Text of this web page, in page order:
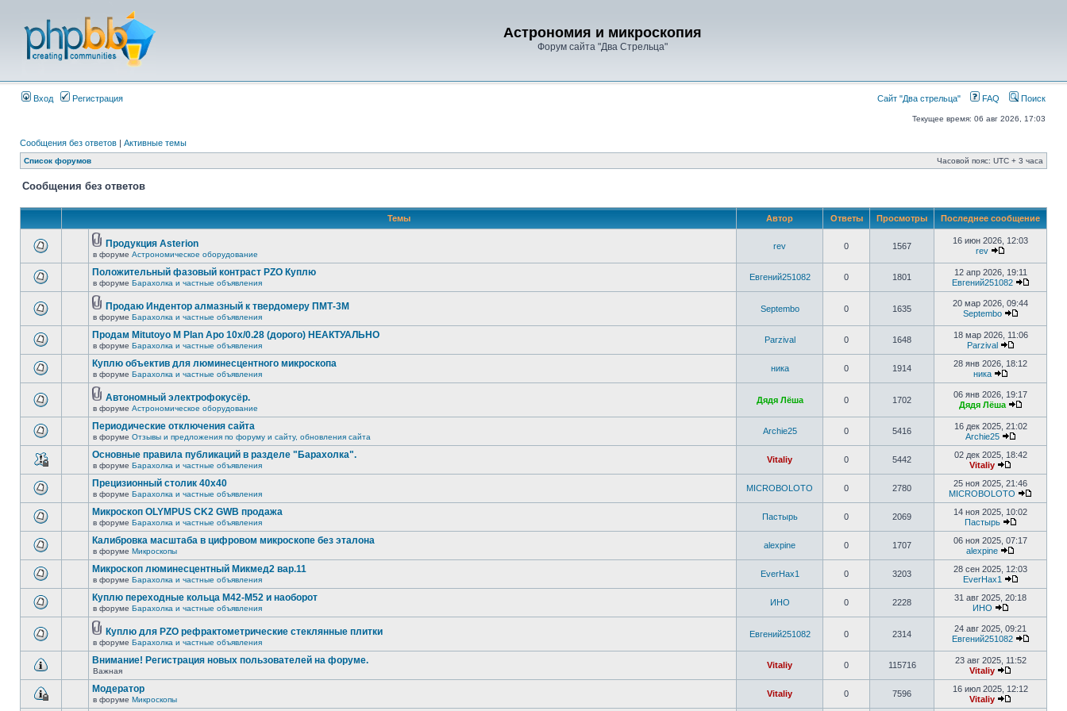
Астрономия и микроскопия
Форум сайта "Два Стрельца"
Вход Регистрация Сайт "Два стрельца" FAQ Поиск
Текущее время: 06 авг 2026, 17:03
Сообщения без ответов | Активные темы
Список форумов Часовой пояс: UTC + 3 часа
Сообщения без ответов
Темы Автор Ответы Просмотры Последнее сообщение
Продукция Asterion
в форуме Астрономическое оборудование
rev 0 1567
16 июн 2026, 12:03
rev
Положительный фазовый контраст PZO Куплю
в форуме Барахолка и частные объявления
Евгений251082 0 1801
12 апр 2026, 19:11
Евгений251082
Продаю Индентор алмазный к твердомеру ПМТ-3М
в форуме Барахолка и частные объявления
Septembo 0 1635
20 мар 2026, 09:44
Septembo
Продам Mitutoyo M Plan Apo 10x/0.28 (дорого) НЕАКТУАЛЬНО
в форуме Барахолка и частные объявления
Parzival 0 1648
18 мар 2026, 11:06
Parzival
Куплю объектив для люминесцентного микроскопа
в форуме Барахолка и частные объявления
ника 0 1914
28 янв 2026, 18:12
ника
Автономный электрофокусёр.
в форуме Астрономическое оборудование
Дядя Лёша 0 1702
06 янв 2026, 19:17
Дядя Лёша
Периодические отключения сайта
в форуме Отзывы и предложения по форуму и сайту, обновления сайта
Archie25 0 5416
16 дек 2025, 21:02
Archie25
Основные правила публикаций в разделе "Барахолка".
в форуме Барахолка и частные объявления
Vitaliy 0 5442
02 дек 2025, 18:42
Vitaliy
Прецизионный столик 40х40
в форуме Барахолка и частные объявления
MICROBOLOTO 0 2780
25 ноя 2025, 21:46
MICROBOLOTO
Микроскоп OLYMPUS CK2 GWB продажа
в форуме Барахолка и частные объявления
Пастырь 0 2069
14 ноя 2025, 10:02
Пастырь
Калибровка масштаба в цифровом микроскопе без эталона
в форуме Микроскопы
alexpine 0 1707
06 ноя 2025, 07:17
alexpine
Микроскоп люминесцентный Микмед2 вар.11
в форуме Барахолка и частные объявления
EverHax1 0 3203
28 сен 2025, 12:03
EverHax1
Куплю переходные кольца М42-М52 и наоборот
в форуме Барахолка и частные объявления
ИНО 0 2228
31 авг 2025, 20:18
ИНО
Куплю для PZO рефрактометрические стеклянные плитки
в форуме Барахолка и частные объявления
Евгений251082 0 2314
24 авг 2025, 09:21
Евгений251082
Внимание! Регистрация новых пользователей на форуме.
Важная
Vitaliy 0 115716
23 авг 2025, 11:52
Vitaliy
Модератор
в форуме Микроскопы
Vitaliy 0 7596
16 июл 2025, 12:12
Vitaliy